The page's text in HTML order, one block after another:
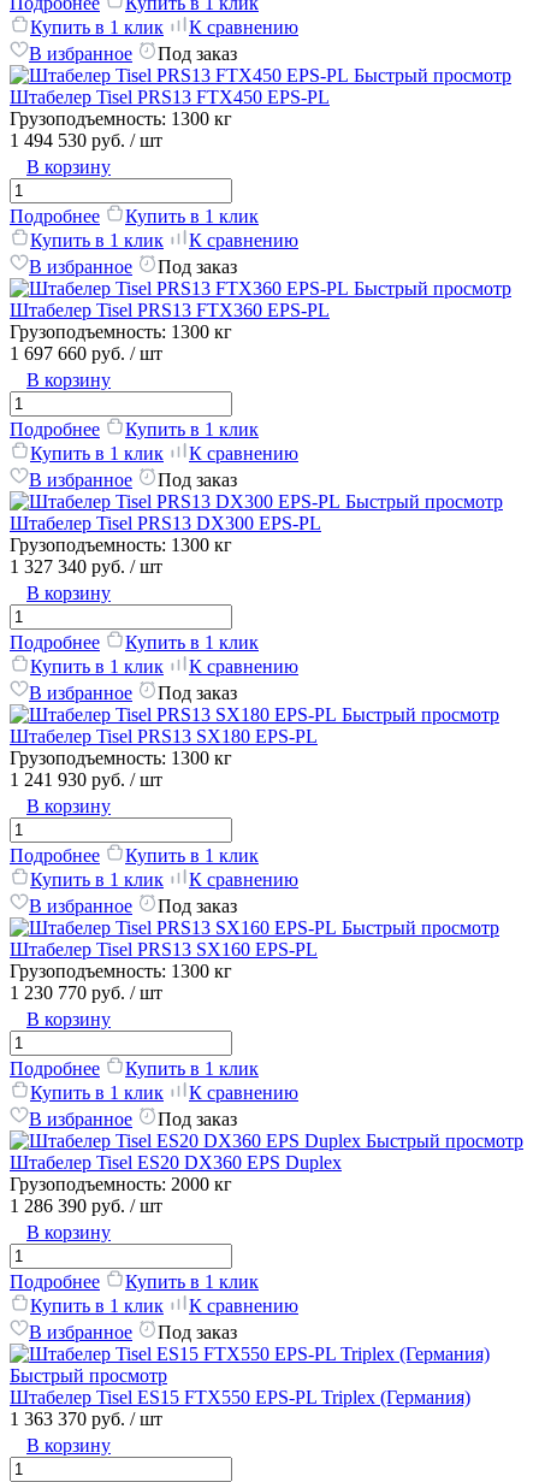
Купить в 1 клик
К сравнению
В избранное
Под заказ
Быстрый просмотр
Штабелер Tisel PRS13 FTX450 EPS-PL
Грузоподъемность: 1300 кг
1 494 530 руб. / шт
В корзину
Подробнее
Купить в 1 клик
Купить в 1 клик
К сравнению
В избранное
Под заказ
Быстрый просмотр
Штабелер Tisel PRS13 FTX360 EPS-PL
Грузоподъемность: 1300 кг
1 697 660 руб. / шт
В корзину
Подробнее
Купить в 1 клик
Купить в 1 клик
К сравнению
В избранное
Под заказ
Быстрый просмотр
Штабелер Tisel PRS13 DX300 EPS-PL
Грузоподъемность: 1300 кг
1 327 340 руб. / шт
В корзину
Подробнее
Купить в 1 клик
Купить в 1 клик
К сравнению
В избранное
Под заказ
Быстрый просмотр
Штабелер Tisel PRS13 SX180 EPS-PL
Грузоподъемность: 1300 кг
1 241 930 руб. / шт
В корзину
Подробнее
Купить в 1 клик
Купить в 1 клик
К сравнению
В избранное
Под заказ
Быстрый просмотр
Штабелер Tisel PRS13 SX160 EPS-PL
Грузоподъемность: 1300 кг
1 230 770 руб. / шт
В корзину
Подробнее
Купить в 1 клик
Купить в 1 клик
К сравнению
В избранное
Под заказ
Быстрый просмотр
Штабелер Tisel ES20 DX360 EPS Duplex
Грузоподъемность: 2000 кг
1 286 390 руб. / шт
В корзину
Подробнее
Купить в 1 клик
Купить в 1 клик
К сравнению
В избранное
Под заказ
Быстрый просмотр
Штабелер Tisel ES15 FTX550 EPS-PL Triplex (Германия)
1 363 370 руб. / шт
В корзину